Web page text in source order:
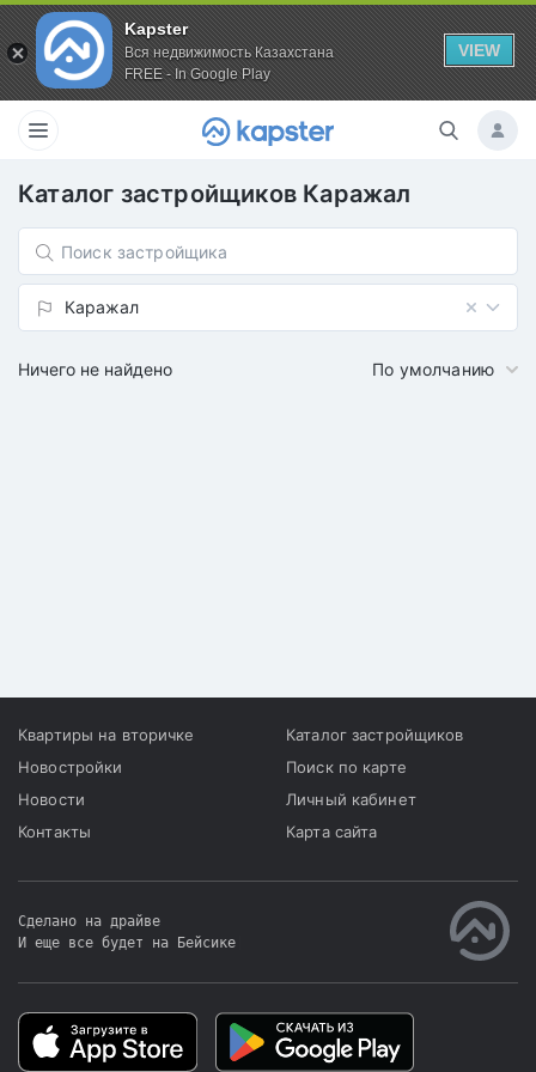
Kapster
Вся недвижимость Казахстана
FREE - In Google Play
VIEW
Каталог застройщиков Каражал
Каражал
Ничего не найдено По умолчанию
Квартиры на вторичке
Новостройки
Новости
Контакты
Каталог застройщиков
Поиск по карте
Личный кабинет
Карта сайта
Сделано на драйве
И еще все будет на Бейсике